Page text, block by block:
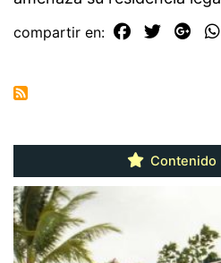
compartir en:
Contenido